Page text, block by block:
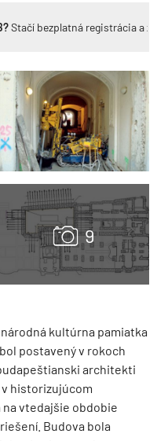
Stačí bezplatná registrácia a
kultúrna pamiatka
postavený v rokoch
architekti
v historizujúcom
vtedajšie obdobie
Budova bola